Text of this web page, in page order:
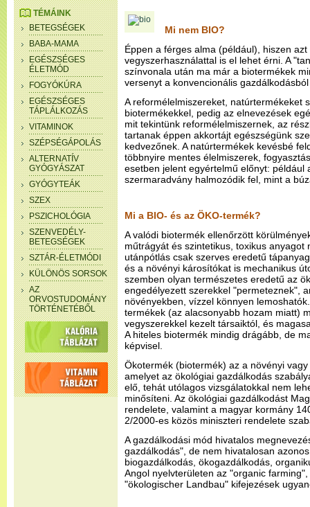
TÉMÁINK
BETEGSÉGEK
BABA-MAMA
EGÉSZSÉGES
ÉLETMÓD
FOGYÓKÚRA
EGÉSZSÉGES
TÁPLÁLKOZÁS
VITAMINOK
SZÉPSÉGÁPOLÁS
ALTERNATÍV
GYÓGYÁSZAT
GYÓGYTEÁK
SZEX
PSZICHOLÓGIA
SZENVEDÉLY-
BETEGSÉGEK
SZTÁR-ÉLETMÓDI
KÜLÖNÖS SORSOK
AZ
ORVOSTUDOMÁNY
TÖRTÉNETÉBŐL
Mi nem BIO?
Éppen a férges alma (például), hiszen
vegyszerhasználattal is el lehet érni. A
színvonala után ma már a biotermékek
versenyt a konvencionális
A reformélelmiszereket, natúrtermékeket
biotermékekkel, pedig az elnevezések
mit tekintünk reformélelmiszernek, az
tartanak éppen akkortájt egészségünk
kedvezőnek. A natúrtermékek kevésbé
többnyire mentes élelmiszerek,
esetben jelent egyértelmű előnyt: például
szermaradvány halmozódik fel, mint a
Mi a BIO- és az ÖKO-termék?
A valódi biotermék ellenőrzött
műtrágyát és szintetikus, toxikus anyagot
utánpótlás csak szerves eredetű
és a növényi károsítókat is mechanikus
szemben olyan természetes eredetű az
engedélyezett szerekkel "permeteznek",
növényekben, vízzel könnyen
termékek (az alacsonyabb hozam miatt)
vegyszerekkel kezelt társaiktól, és
A hiteles biotermék mindig drágább, de
képvisel.
Ökotermék (biotermék) az a növényi
amelyet az ökológiai gazdálkodás
elő, tehát utólagos vizsgálatokkal nem
minősíteni. Az ökológiai gazdálkodást
rendelete, valamint a magyar kormány
2/2000-es közös miniszteri rendelete
A gazdálkodási mód hivatalos
gazdálkodás", de nem hivatalosan
biogazdálkodás, ökogazdálkodás,
Angol nyelvterületen az "organic
"ökologischer Landbau" kifejezések